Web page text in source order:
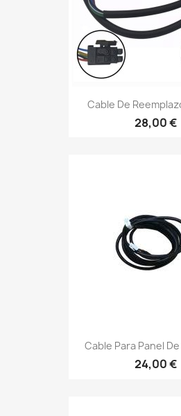
Cable De
28,00 €
Cable Para Panel
24,00 €